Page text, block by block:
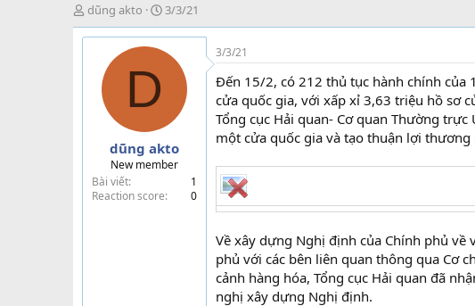
T
h
r
dũng akto
N
g
à
y
3/3/21
D
dũng akto
New member
Bài viết
1
Reaction score
0
3/3/21
Đến 15/2, có 212 thủ tục hành chính của
cửa quốc gia, với xấp xỉ 3,63 triệu hồ sơ
Tổng cục Hải quan- Cơ quan Thường trực
một cửa quốc gia và tạo thuận lợi thương
Về xây dựng Nghị định của Chính phủ về
phủ với các bên liên quan thông qua Cơ
cảnh hàng hóa, Tổng cục Hải quan đã
nghị xây dựng Nghị định.